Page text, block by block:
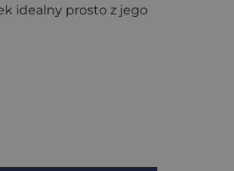
idealny prosto z jego